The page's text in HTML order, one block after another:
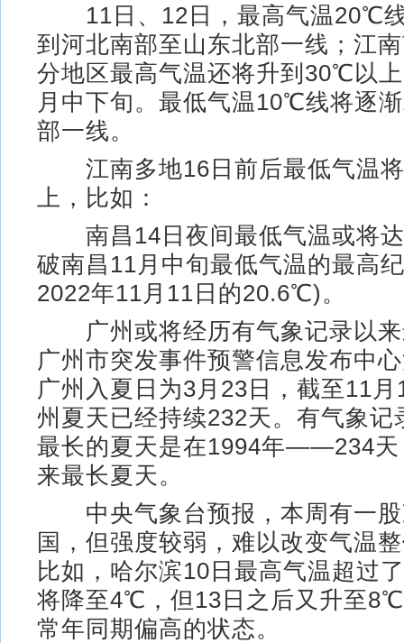
11日、12日，最高气温20℃线
到河北南部至山东北部一线；江
分地区最高气温还将升到30℃以
月中下旬。最低气温10℃线将逐
部一线。
江南多地16日前后最低气温
上，比如：
南昌14日夜间最低气温或将
破南昌11月中旬最低气温的最高
2022年11月11日的20.6℃)。
广州或将经历有气象记录以来
广州市突发事件预警信息发布中
广州入夏日为3月23日，截至11
州夏天已经持续232天。有气象记
最长的夏天是在1994年——234天
来最长夏天。
中央气象台预报，本周有一股
国，但强度较弱，难以改变气温
比如，哈尔滨10日最高气温超过
将降至4℃，但13日之后又升至
常年同期偏高的状态。